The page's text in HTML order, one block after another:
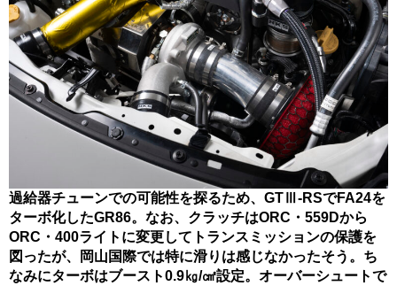
過給器チューンでの可能性を探るため、GTⅢ-RSでFA24を
ターボ化したGR86。なお、クラッチはORC・559Dから
ORC・400ライトに変更してトランスミッションの保護を
図ったが、岡山国際では特に滑りは感じなかったそう。ち
なみにターボはブースト0.9㎏/㎠設定。オーバーシュートで